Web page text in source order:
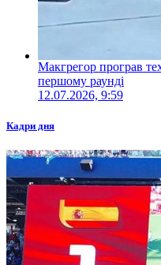
Макгрегор програв
першому раунді
12.07.2026, 9:59
Кадри дня